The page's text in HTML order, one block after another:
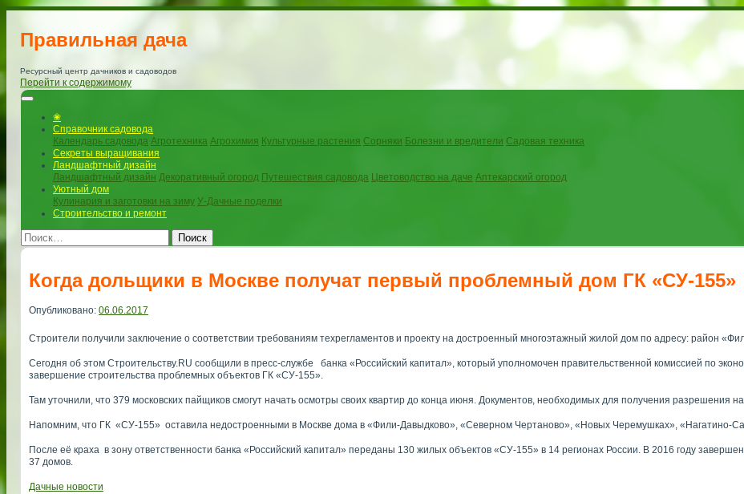
Правильная дача
Ресурсный центр дачников и садоводов
Перейти к содержимому
❀
Справочник садовода
Календарь садовода Агротехника Агрохимия Культурные растения Сорняки Болезни и вредители Садовая техника
Секреты выращивания
Ландшафтный дизайн
Ландшафтный дизайн Декоративный огород Путешествия садовода Цветоводство на даче Аптекарский огород
Уютный дом
Кулинария и заготовки на зиму У-Дачные поделки
Строительство и ремонт
Поиск
Когда дольщики в Москве получат первый проблемный дом ГК «СУ-155»
Опубликовано: 06.06.2017
Строители получили заключение о соответствии требованиям техрегламентов и проекту на достроенный многоэтажный жилой дом по адресу: район
Сегодня об этом Строительству.RU сообщили в пресс-службе банка «Российский капитал», который уполномочен правительственной комиссией по
завершение строительства проблемных объектов ГК «СУ-155».
Там уточнили, что 379 московских пайщиков смогут начать осмотры своих квартир до конца июня. Документов, необходимых для получения разрешения
Напомним, что ГК «СУ-155» оставила недостроенными в Москве дома в «Фили-Давыдково», «Северном Чертаново», «Новых Черемушках», «Нагатино-
После её краха в зону ответственности банка «Российский капитал» переданы 130 жилых объектов «СУ-155» в 14 регионах России. В 2016 году
37 домов.
Дачные новости